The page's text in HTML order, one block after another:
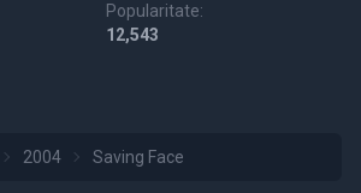
Popularitate:
12,543
2004 Saving Face